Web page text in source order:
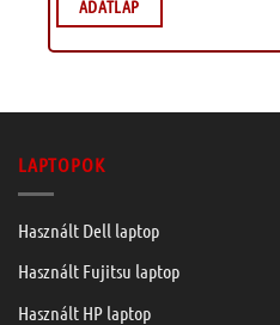
ADATLAP
LAPTOPOK
Használt Dell laptop
Használt Fujitsu laptop
Használt HP laptop